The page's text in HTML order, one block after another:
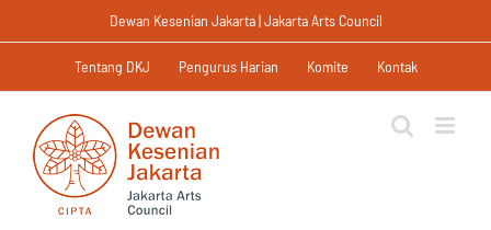
to
Dewan Kesenian Jakarta | Jakarta Arts Council
Tentang DKJ Pengurus Harian Komite Kontak